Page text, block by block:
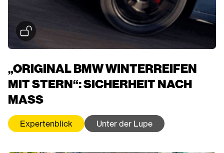
„ORIGINAL BMW WINTERREIFEN
MIT STERN“: SICHERHEIT NACH
MASS
Expertenblick Unter der Lupe